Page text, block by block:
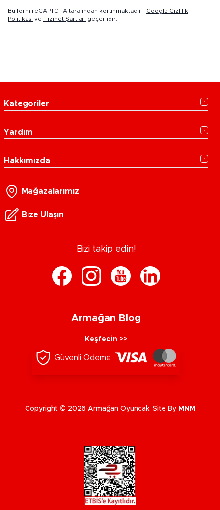
Bu form reCAPTCHA tarafından korunmaktadır - Google Gizlilik
Politikası ve Hizmet Şartları geçerlidir.
Kategoriler
Yardım
Hakkımızda
Mağazalarımız
Bize Ulaşın
Bizi takip edin!
Armağan Blog
Keşfedin >>
Güvenli Ödeme
Copyright © 2026 Armağan Oyuncak. Site By MNM